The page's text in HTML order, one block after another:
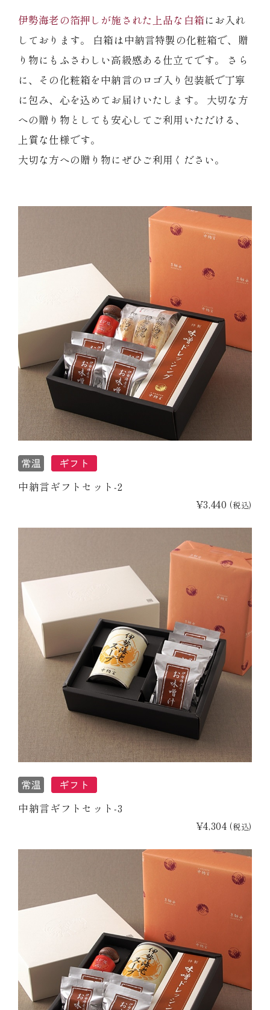
伊勢海老料理一覧
季節限定商品
ご利用ガイド
伊勢海老の箔押しが施された上品な白箱にお入れ
しております。 白箱は中納言特製の化粧箱で、贈
り物にもふさわしい高級感ある仕立てです。 さら
に、その化粧箱を中納言のロゴ入り包装紙で丁寧
に包み、心を込めてお届けいたします。 大切な方
への贈り物としても安心してご利用いただける、
上質な仕様です。
大切な方への贈り物にぜひご利用ください。
中納言ギフトセット‐2
¥3,440 (税込)
中納言ギフトセット‐3
¥4,304 (税込)